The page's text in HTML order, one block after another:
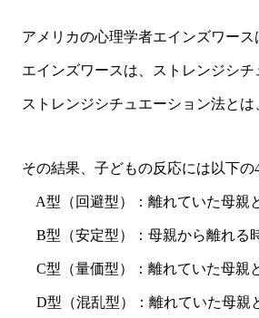
アメリカの心理学者エインズワース
エインズワースは、ストレンジシチ
ストレンジシチュエーション法とは
その結果、子どもの反応には以下の
A型（回避型）：離れていた母親と
B型（安定型）：母親から離れる
C型（量価型）：離れていた母親
D型（混乱型）：離れていた母親